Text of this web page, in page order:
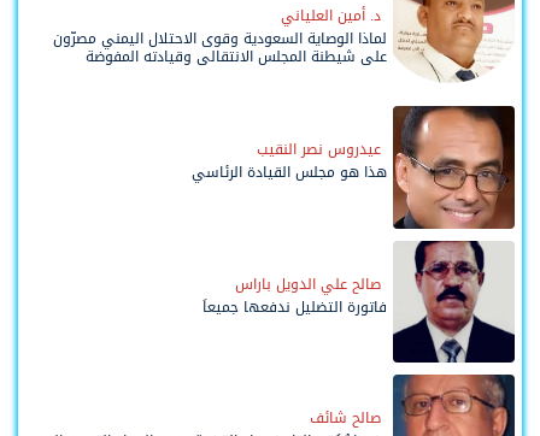
د. أمين العلياني
لماذا الوصاية السعودية وقوى الاحتلال اليمني مصرّون
على شيطنة المجلس الانتقالي وقيادته المفوضة
وحواضنه الشعبية؟
عيدروس نصر النقيب
هذا هو مجلس القيادة الرئاسي
صالح علي الدويل باراس
فاتورة التضليل ندفعها جميعاً
صالح شائف